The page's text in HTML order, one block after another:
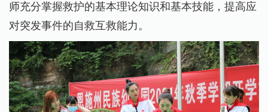
师充分掌握救护的基本理论知识和基本技能，提高应
对突发事件的自救互救能力。